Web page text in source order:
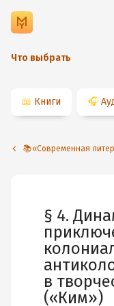
Что выбрать
📖 Книги 🎧
📚«Современная
§ 4.
в
(«Ким»)